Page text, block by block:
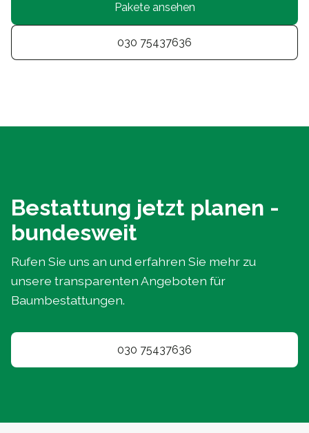
Pakete ansehen
030 75437636
Bestattung jetzt planen -
bundesweit
Rufen Sie uns an und erfahren Sie mehr zu
unsere transparenten Angeboten für
Baumbestattungen.
030 75437636